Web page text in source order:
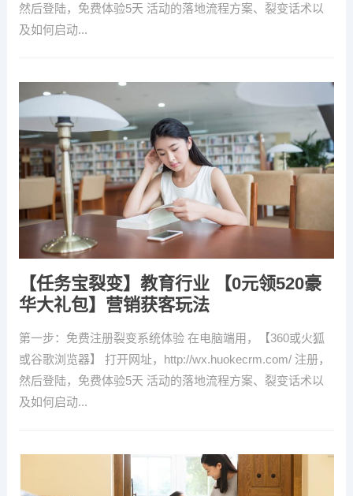
然后登陆，免费体验5天 活动的落地流程方案、裂变话术以
及如何启动...
【任务宝裂变】教育行业 【0元领520豪
华大礼包】营销获客玩法
第一步：免费注册裂变系统体验 在电脑端用，【360或火狐
或谷歌浏览器】 打开网址，http://wx.huokecrm.com/ 注册，
然后登陆，免费体验5天 活动的落地流程方案、裂变话术以
及如何启动...